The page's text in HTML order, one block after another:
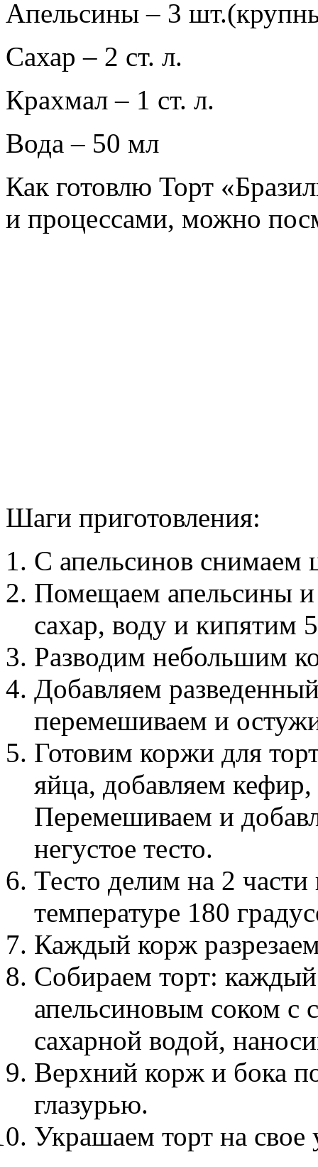
Апельсины – 3
Сахар – 2 ст. л.
Крахмал – 1 ст. л.
Вода – 50 мл
Как готовлю Торт
и процессами, можно
Шаги приготовления:
С апельсинов снимаем
Помещаем апельсины и
сахар, воду и кипятим
Разводим небольшим
Добавляем
перемешиваем и
Готовим коржи для
яйца, добавляем
Перемешиваем и
негустое тесто.
Тесто делим на 2
температуре 180
Каждый корж
Собираем торт:
апельсиновым соком с
сахарной водой,
Верхний корж и бока
глазурью.
Украшаем торт на свое